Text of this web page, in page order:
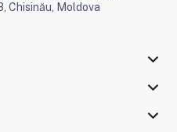
Chisinău, Moldova